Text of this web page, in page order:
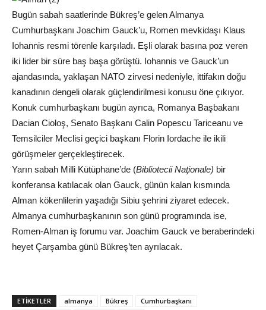
Bugün sabah saatlerinde Bükreş’e gelen Almanya
Cumhurbaşkanı Joachim Gauck’u, Romen mevkidaşı Klaus
Iohannis resmi törenle karşıladı. Eşli olarak basına poz veren
iki lider bir süre baş başa görüştü. Iohannis ve Gauck’un
ajandasında, yaklaşan NATO zirvesi nedeniyle, ittifakın doğu
kanadının dengeli olarak güçlendirilmesi konusu öne çıkıyor.
Konuk cumhurbaşkanı bugün ayrıca, Romanya Başbakanı
Dacian Cioloş, Senato Başkanı Calin Popescu Tariceanu ve
Temsilciler Meclisi geçici başkanı Florin Iordache ile ikili
görüşmeler gerçekleştirecek.
Yarın sabah Milli Kütüphane’de (Bibliotecii Naţionale) bir
konferansa katılacak olan Gauck, günün kalan kısmında
Alman kökenlilerin yaşadığı Sibiu şehrini ziyaret edecek.
Almanya cumhurbaşkanının son günü programında ise,
Romen-Alman iş forumu var. Joachim Gauck ve beraberindeki
heyet Çarşamba günü Bükreş’ten ayrılacak.
ETIKETLER almanya Bükreş
Cumhurbaşkanı